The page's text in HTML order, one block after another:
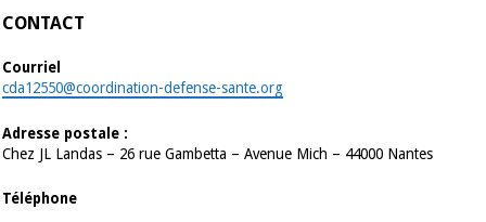
CONTACT
Courriel
cda12550@coordination-defense-sante.org
Adresse postale :
Chez JL Landas – 26 rue Gambetta – Avenue Mich – 44000 Nantes
Téléphone